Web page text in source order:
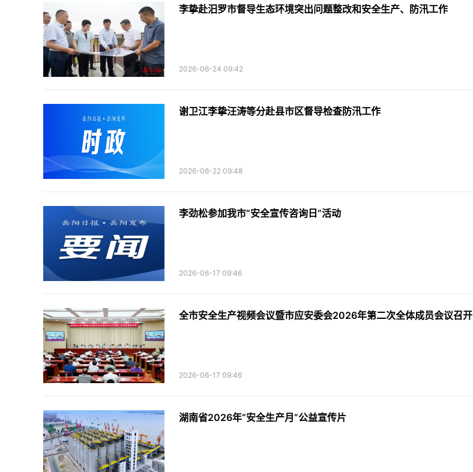
李挚赴汨罗市督导生态环境突出问题整改和安全生产、防汛工作
2026-06-24 09:42
谢卫江李挚汪涛等分赴县市区督导检查防汛工作
2026-06-22 09:48
​李劲松参加我市“安全宣传咨询日”活动
2026-06-17 09:46
全市安全生产视频会议暨市应安委会2026年第二次全体成员会议召开
2026-06-17 09:46
湖南省2026年“安全生产月”公益宣传片